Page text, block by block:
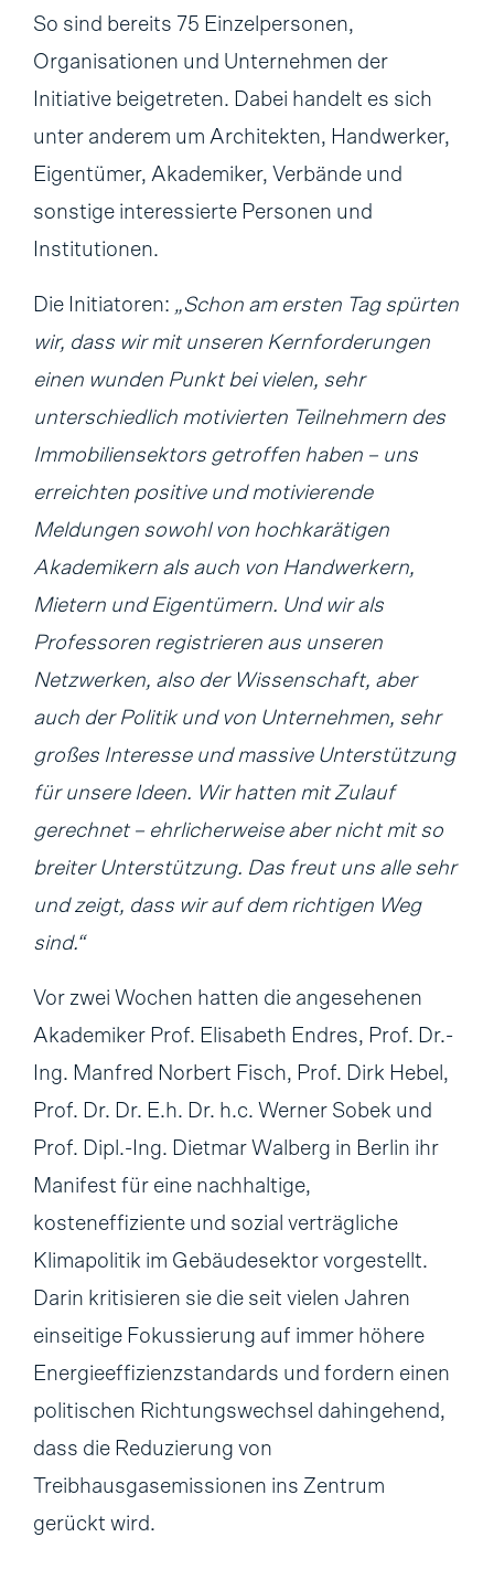
So sind bereits 75 Einzelpersonen,
Organisationen und Unternehmen der
Initiative beigetreten. Dabei handelt es sich
unter anderem um Architekten, Handwerker,
Eigentümer, Akademiker, Verbände und
sonstige interessierte Personen und
Institutionen.
Die Initiatoren: „Schon am ersten Tag spürten
wir, dass wir mit unseren Kernforderungen
einen wunden Punkt bei vielen, sehr
unterschiedlich motivierten Teilnehmern des
Immobiliensektors getroffen haben – uns
erreichten positive und motivierende
Meldungen sowohl von hochkarätigen
Akademikern als auch von Handwerkern,
Mietern und Eigentümern. Und wir als
Professoren registrieren aus unseren
Netzwerken, also der Wissenschaft, aber
auch der Politik und von Unternehmen, sehr
großes Interesse und massive Unterstützung
für unsere Ideen. Wir hatten mit Zulauf
gerechnet – ehrlicherweise aber nicht mit so
breiter Unterstützung. Das freut uns alle sehr
und zeigt, dass wir auf dem richtigen Weg
sind.“
Vor zwei Wochen hatten die angesehenen
Akademiker Prof. Elisabeth Endres, Prof. Dr.-
Ing. Manfred Norbert Fisch, Prof. Dirk Hebel,
Prof. Dr. Dr. E.h. Dr. h.c. Werner Sobek und
Prof. Dipl.-Ing. Dietmar Walberg in Berlin ihr
Manifest für eine nachhaltige,
kosteneffiziente und sozial verträgliche
Klimapolitik im Gebäudesektor vorgestellt.
Darin kritisieren sie die seit vielen Jahren
einseitige Fokussierung auf immer höhere
Energieeffizienzstandards und fordern einen
politischen Richtungswechsel dahingehend,
dass die Reduzierung von
Treibhausgasemissionen ins Zentrum
gerückt wird.